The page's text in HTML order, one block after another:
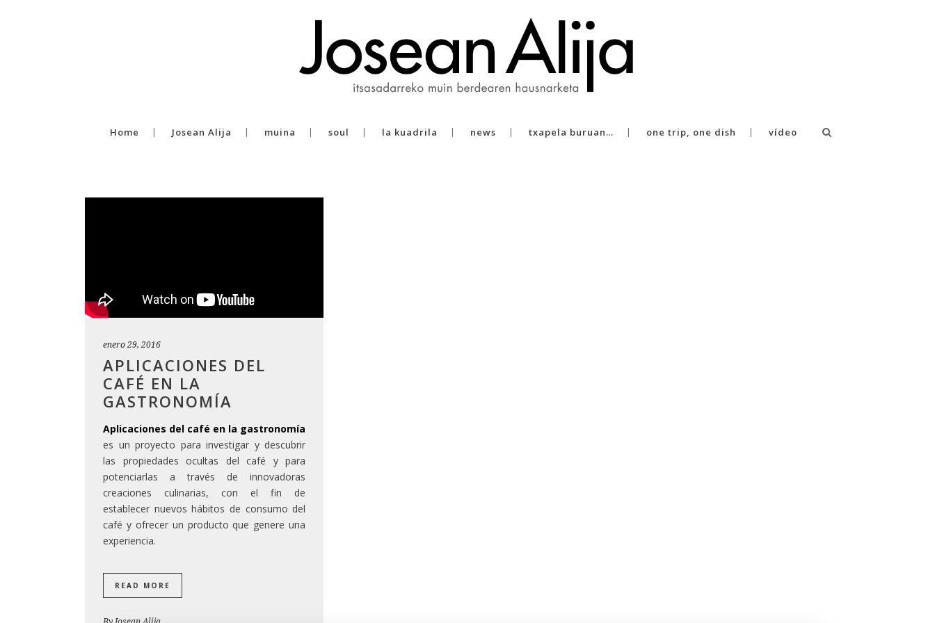
Home Josean Alija muina soul la kuadrila news txapela buruan… one trip, one dish vídeo
enero 29, 2016
APLICACIONES DEL
CAFÉ EN LA
GASTRONOMÍA
Aplicaciones del café en la gastronomía
es un proyecto para investigar y descubrir
las propiedades ocultas del café y para
potenciarlas a través de innovadoras
creaciones culinarias, con el fin de
establecer nuevos hábitos de consumo del
café y ofrecer un producto que genere una
experiencia.
READ MORE